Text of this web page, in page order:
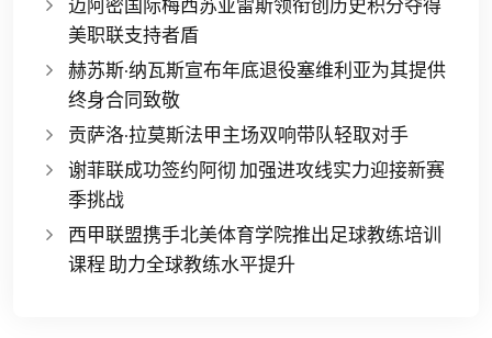
迈阿密国际梅西苏亚雷斯领衔创历史积分夺得
美职联支持者盾
赫苏斯·纳瓦斯宣布年底退役塞维利亚为其提供
终身合同致敬
贡萨洛·拉莫斯法甲主场双响带队轻取对手
谢菲联成功签约阿彻 加强进攻线实力迎接新赛
季挑战
西甲联盟携手北美体育学院推出足球教练培训
课程 助力全球教练水平提升